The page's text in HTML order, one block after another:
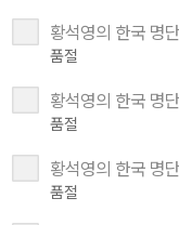
황석영의 한국 명
품절
황석영의 한국 명
품절
황석영의 한국 명
품절